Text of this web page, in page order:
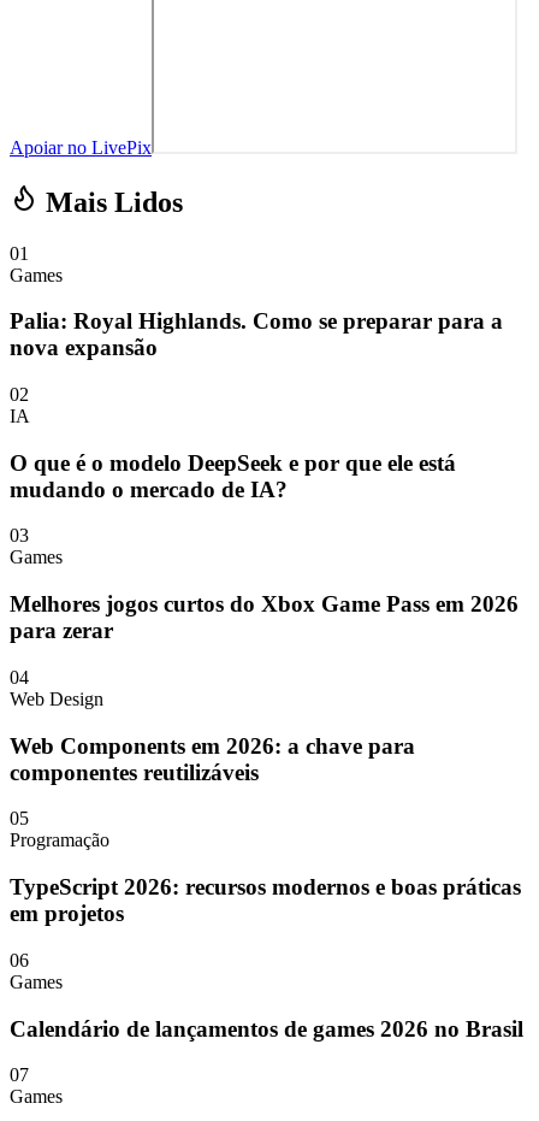
Apoiar no LivePix
Mais Lidos
01
Games
Palia: Royal Highlands. Como se preparar para a
nova expansão
02
IA
O que é o modelo DeepSeek e por que ele está
mudando o mercado de IA?
03
Games
Melhores jogos curtos do Xbox Game Pass em 2026
para zerar
04
Web Design
Web Components em 2026: a chave para
componentes reutilizáveis
05
Programação
TypeScript 2026: recursos modernos e boas práticas
em projetos
06
Games
Calendário de lançamentos de games 2026 no Brasil
07
Games